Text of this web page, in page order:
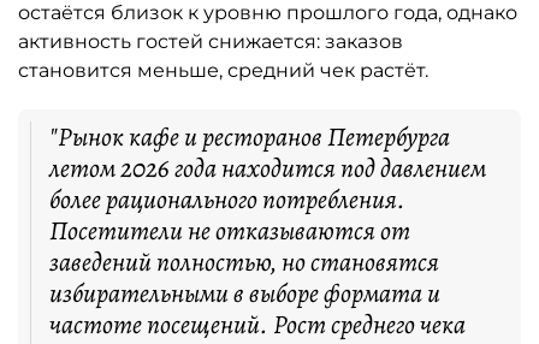
остаётся близок к уровню прошлого года, однако
активность гостей снижается: заказов
становится меньше, средний чек растёт.
"Рынок кафе и ресторанов Петербурга
летом 2026 года находится под давлением
более рационального потребления.
Посетители не отказываются от
заведений полностью, но становятся
избирательными в выборе формата и
частоте посещений. Рост среднего чека